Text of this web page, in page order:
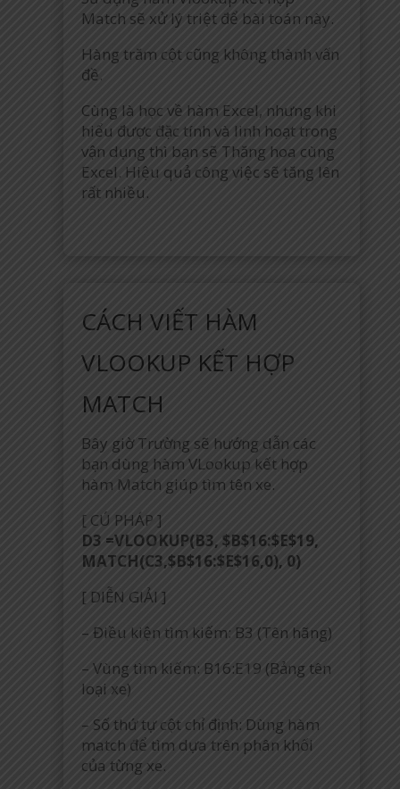
Match sẽ xử lý triệt để bài toán này.
Hàng trăm cột cũng không thành vấn
đề.
Cùng là học về hàm Excel, nhưng khi
hiểu được đặc tính và linh hoạt trong
vận dụng thì bạn sẽ Thăng hoa cùng
Excel. Hiệu quả công việc sẽ tăng lên
rất nhiều.
CÁCH VIẾT HÀM
VLOOKUP KẾT HỢP
MATCH
Bây giờ Trường sẽ hướng dẫn các
bạn dùng hàm VLookup kết hợp
hàm Match giúp tìm tên xe.
[ CÚ PHÁP ]
D3 =VLOOKUP(B3, $B$16:$E$19,
MATCH(C3,$B$16:$E$16,0), 0)
[ DIỄN GIẢI ]
– Điều kiện tìm kiếm: B3 (Tên hãng)
– Vùng tìm kiếm: B16:E19 (Bảng tên
loại xe)
– Số thứ tự cột chỉ định: Dùng hàm
match để tìm dựa trên phân khối
của từng xe.